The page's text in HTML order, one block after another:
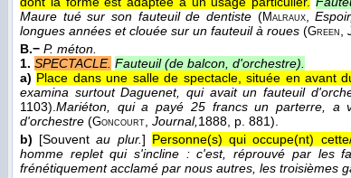
Maure tué sur son fauteuil de dentiste (Malraux,
longues années et clouée sur un fauteuil à roues (Green,
B.− P. méton.
1. SPECTACLE. Fauteuil (de balcon, d'orchestre).
a) Place dans une salle de spectacle, située en avant
examina surtout Daguenet, qui avait un fauteuil
1103).Mariéton, qui a payé 25 francs un parterre, a
d'orchestre (Goncourt, Journal,1888, p. 881).
b) [Souventau plur.] Personne(s) qui occupe(nt)
homme replet qui s'incline : c'est, réprouvé par les
frénétiquement acclamé par nous autres, les troisièmes